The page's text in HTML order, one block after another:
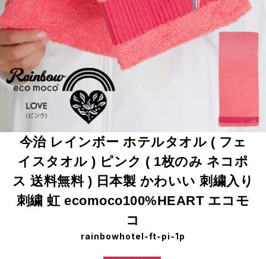
今治 レインボー ホテルタオル ( フェ
イスタオル ) ピンク ( 1枚のみ ネコポ
ス 送料無料 ) 日本製 かわいい 刺繍入り
刺繍 虹 ecomoco100%HEART エコモ
コ
rainbowhotel-ft-pi-1p